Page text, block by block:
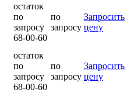
остаток
по
запросу
68-00-60
по
запросу
Запросить
цену
остаток
по
запросу
68-00-60
по
запросу
Запросить
цену